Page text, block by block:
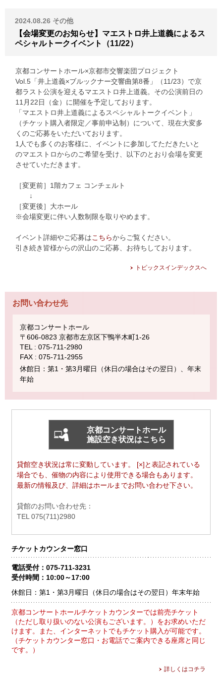
2024.08.26 その他
【会場変更のお知らせ】マエストロ井上道義によるス
ペシャルトークイベント（11/22）
京都コンサートホール×京都市交響楽団プロジェクト
Vol.5「井上道義×ブルックナー交響曲第8番」（11/23）で京
都ラスト公演を迎えるマエストロ井上道義。その公演前日の
11月22日（金）に開催を予定しております。
「マエストロ井上道義によるスペシャルトークイベント」
（チケット購入者限定／事前申込制）について、現在大変多
くのご応募をいただいております。
1人でも多くのお客様に、イベントに参加してただきたいと
のマエストロからのご希望を受け、以下のとおり会場を変更
させていただきます。
［変更前］1階カフェ コンチェルト
↓
［変更後］大ホール
※会場変更に伴い人数制限を取りやめます。
イベント詳細やご応募はこちらからご覧ください。
引き続き皆様からの沢山のご応募、お待ちしております。
トピックスインデックスへ
お問い合わせ先
京都コンサートホール
〒606-0823 京都市左京区下鴨半木町1-26
TEL : 075-711-2980
FAX : 075-711-2955
休館日：第1・第3月曜日（休日の場合はその翌日）、年末
年始
京都コンサートホール
施設空き状況はこちら
貸館空き状況は常に変動しています。 [×]と表記されている
場合でも、催物の内容により使用できる場合もあります。
最新の情報及び、詳細はホールまでお問い合わせ下さい。
貸館のお問い合わせ先：
TEL 075(711)2980
チケットカウンター窓口
電話受付：075-711-3231
受付時間：10:00～17:00
休館日：第1・第3月曜日（休日の場合はその翌日） 年末年始
京都コンサートホールチケットカウンターでは前売チケット
（ただし取り扱いのない公演もございます。）をお求めいただ
けます。また、インターネットでもチケット購入が可能です。
（チケットカウンター窓口・お電話でご案内できる座席と同じ
です。）
詳しくはコチラ